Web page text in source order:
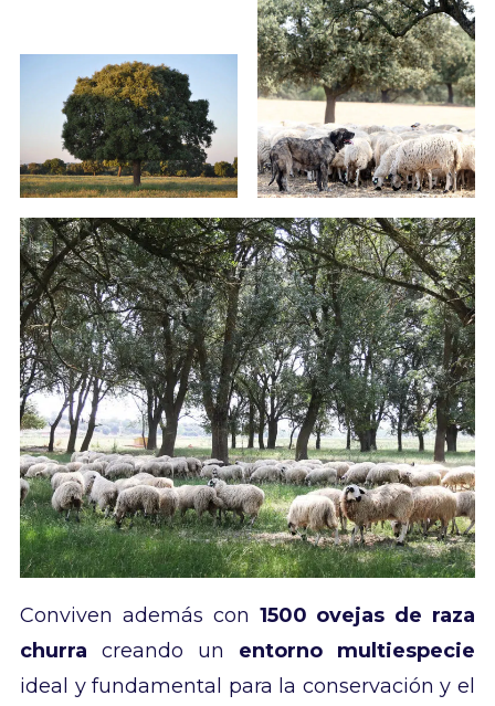
Conviven además con 1500 ovejas de raza
churra creando un entorno multiespecie
ideal y fundamental para la conservación y el